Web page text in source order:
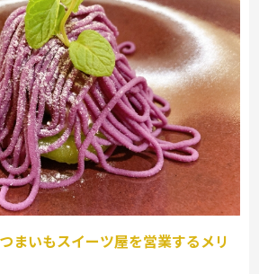
まいもスイーツ屋を営業するメリ